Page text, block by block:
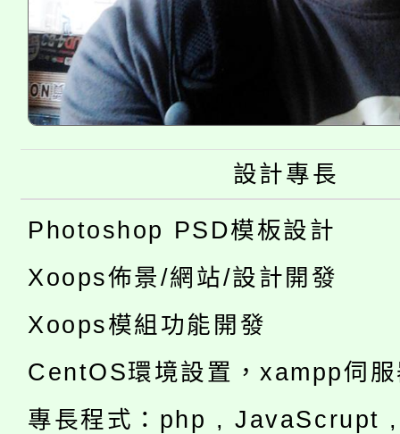
設計專長
Photoshop PSD模板設計
Xoops佈景/網站/設計開發
Xoops模組功能開發
CentOS環境設置，xampp伺
專長程式：php , JavaScrupt